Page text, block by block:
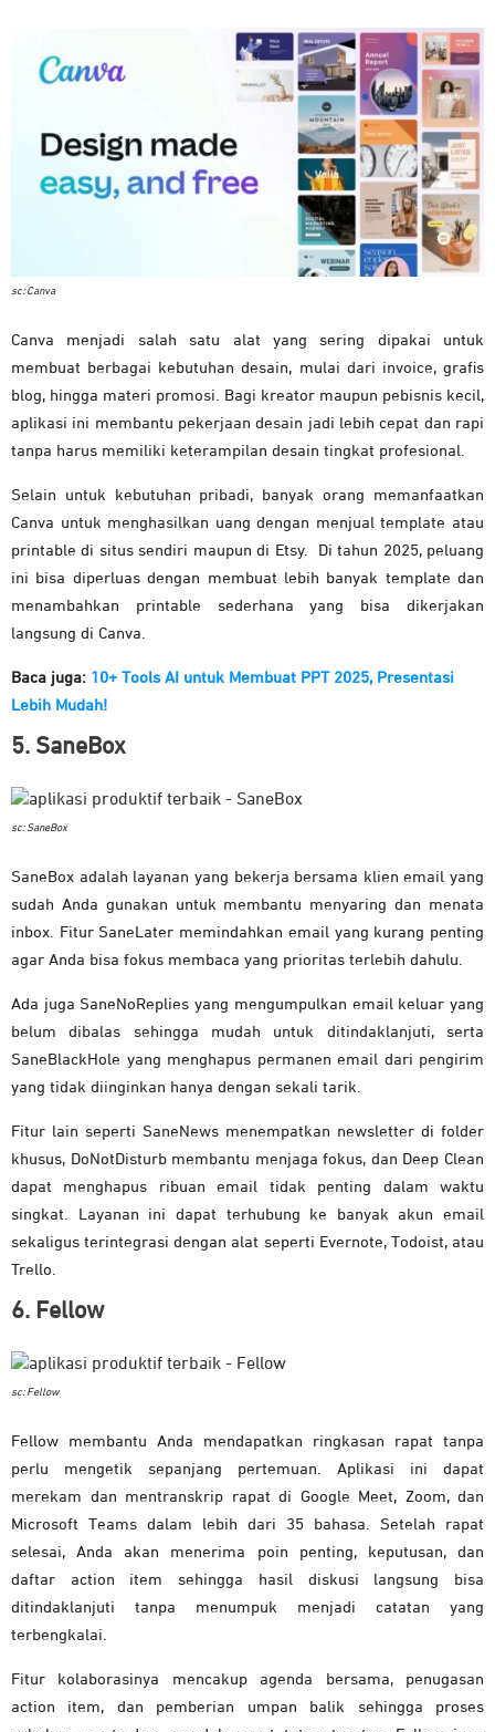
sc: Canva
Canva menjadi salah satu alat yang sering dipakai untuk
membuat berbagai kebutuhan desain, mulai dari invoice, grafis
blog, hingga materi promosi. Bagi kreator maupun pebisnis kecil,
aplikasi ini membantu pekerjaan desain jadi lebih cepat dan rapi
tanpa harus memiliki keterampilan desain tingkat profesional.
Selain untuk kebutuhan pribadi, banyak orang memanfaatkan
Canva untuk menghasilkan uang dengan menjual template atau
printable di situs sendiri maupun di Etsy. Di tahun 2025, peluang
ini bisa diperluas dengan membuat lebih banyak template dan
menambahkan printable sederhana yang bisa dikerjakan
langsung di Canva.
Baca juga: 10+ Tools AI untuk Membuat PPT 2025, Presentasi
Lebih Mudah!
5. SaneBox
sc: SaneBox
SaneBox adalah layanan yang bekerja bersama klien email yang
sudah Anda gunakan untuk membantu menyaring dan menata
inbox. Fitur SaneLater memindahkan email yang kurang penting
agar Anda bisa fokus membaca yang prioritas terlebih dahulu.
Ada juga SaneNoReplies yang mengumpulkan email keluar yang
belum dibalas sehingga mudah untuk ditindaklanjuti, serta
SaneBlackHole yang menghapus permanen email dari pengirim
yang tidak diinginkan hanya dengan sekali tarik.
Fitur lain seperti SaneNews menempatkan newsletter di folder
khusus, DoNotDisturb membantu menjaga fokus, dan Deep Clean
dapat menghapus ribuan email tidak penting dalam waktu
singkat. Layanan ini dapat terhubung ke banyak akun email
sekaligus terintegrasi dengan alat seperti Evernote, Todoist, atau
Trello.
6. Fellow
sc: Fellow
Fellow membantu Anda mendapatkan ringkasan rapat tanpa
perlu mengetik sepanjang pertemuan. Aplikasi ini dapat
merekam dan mentranskrip rapat di Google Meet, Zoom, dan
Microsoft Teams dalam lebih dari 35 bahasa. Setelah rapat
selesai, Anda akan menerima poin penting, keputusan, dan
daftar action item sehingga hasil diskusi langsung bisa
ditindaklanjuti tanpa menumpuk menjadi catatan yang
terbengkalai.
Fitur kolaborasinya mencakup agenda bersama, penugasan
action item, dan pemberian umpan balik sehingga proses